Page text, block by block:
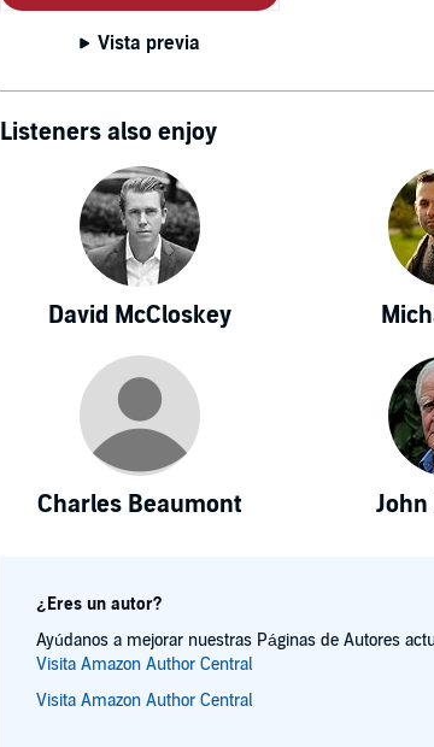
Vista previa
Listeners also enjoy
David McCloskey
Charles Beaumont
¿Eres un autor?
Ayúdanos a mejorar nuestras Páginas de Autores
Visita Amazon Author Central
Visita Amazon Author Central